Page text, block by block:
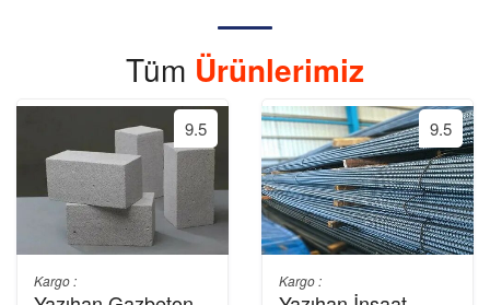
Tüm Ürünlerimiz
9.5
Kargo :
9.5
Kargo :